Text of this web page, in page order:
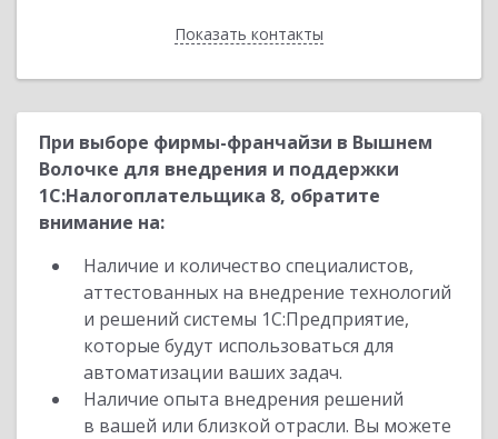
Показать контакты
Назад
При выборе фирмы-франчайзи в Вышнем
Волочке для внедрения и поддержки
1С:Налогоплательщика 8, обратите
внимание на:
Наличие и количество специалистов,
аттестованных на внедрение технологий
и решений системы 1С:Предприятие,
которые будут использоваться для
автоматизации ваших задач.
Наличие опыта внедрения решений
в вашей или близкой отрасли. Вы можете